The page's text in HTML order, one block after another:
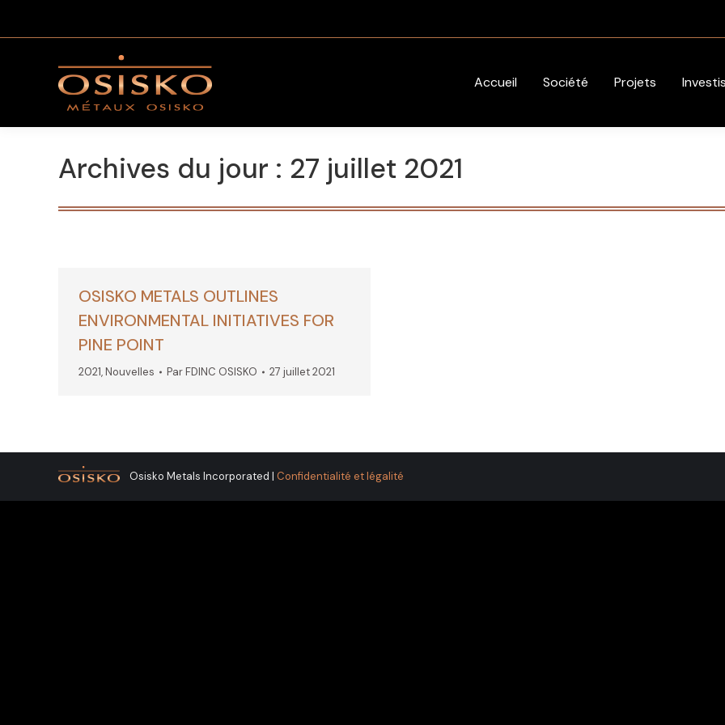
Accueil Société Projets
Archives du jour : 27 juillet 2021
OSISKO METALS OUTLINES
ENVIRONMENTAL INITIATIVES FOR
PINE POINT
2021,Nouvelles ParFDINC OSISKO 27 juillet 2021
Osisko Metals Incorporated | Confidentialité et légalité